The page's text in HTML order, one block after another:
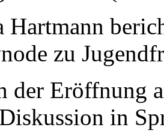
Hartmann
zu
der Eröffnung
in